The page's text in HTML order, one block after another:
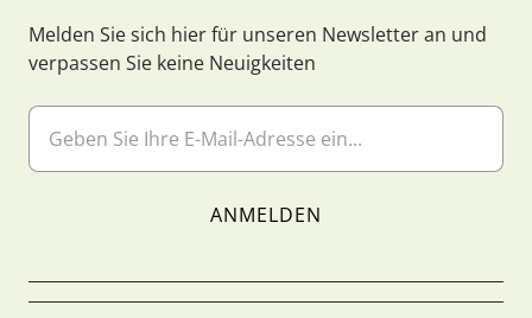
Melden Sie sich hier für unseren Newsletter an und
verpassen Sie keine Neuigkeiten